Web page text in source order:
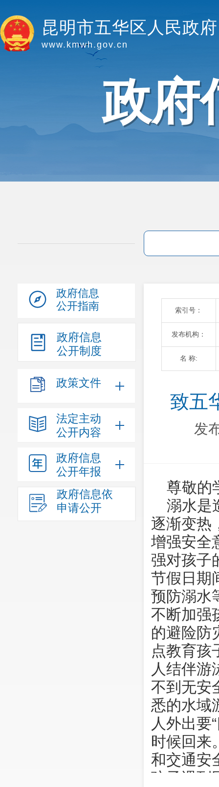
昆明市五华区人民政府
www.kmwh.gov.cn
政府
政府信息
公开指南
政府信息
公开制度
政策文件
法定主动
公开内容
政府信息
公开年报
政府信息依
申请公开
索引号：
发布机构：
名 称:
致五
发
尊敬的
溺水是
逐渐变热
增强安全
强对孩子
节假日期
预防溺水
不断加强
的避险防
点教育孩
人结伴游
不到无安
悉的水域
人外出要
时候回来
和交通安
孩子遇到